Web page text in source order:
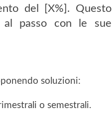
del [X%]. Questo
al passo con le sue
soluzioni:
o semestrali.